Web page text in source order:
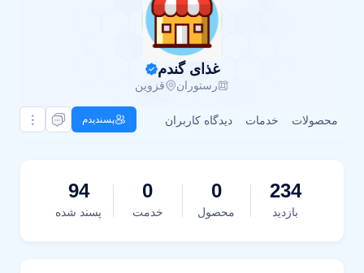
غذای گندم
رستوران قزوین
محصولات خدمات دیدگاه کاربران پسندیدم
234
بازدید
0
محصول
0
خدمت
94
پسند شده